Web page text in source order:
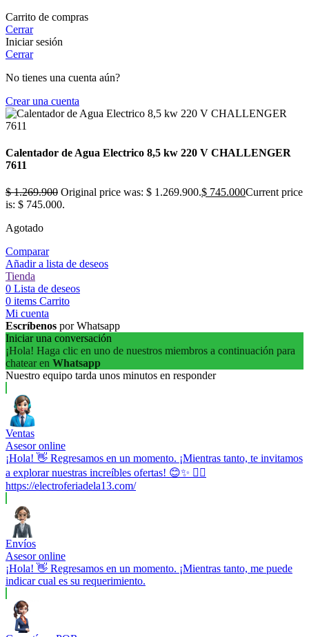
Carrito de compras
Cerrar
Iniciar sesión
Cerrar
No tienes una cuenta aún?
Crear una cuenta
Calentador de Agua Electrico 8,5 kw 220 V CHALLENGER
7611
$1.269.900 Original price was: $ 1.269.900.$ 745.000Current price
is: $ 745.000.
Agotado
Comparar
Añadir a lista de deseos
Tienda
0 Lista de deseos
0 items Carrito
Mi cuenta
Escríbenos por Whatsapp
Iniciar una conversación
¡Hola! Haga clic en uno de nuestros miembros a continuación para
chatear en Whatsapp
Nuestro equipo tarda unos minutos en responder
Ventas
Asesor online
¡Hola! 👋 Regresamos en un momento. ¡Mientras tanto, te invitamos
a explorar nuestras increíbles ofertas! 😊✨ 👉🏼
https://electroferiadela13.com/
Envíos
Asesor online
¡Hola! 👋 Regresamos en un momento. ¡Mientras tanto, me puede
indicar cual es su requerimiento.